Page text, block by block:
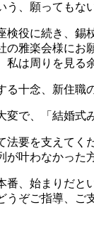
、願ってもな
検役に続き、
の雅楽会様に
私は周りを見る
十念、新住職
変で、「結婚式
法要を支えて
が叶わなかった
番、始まりだ
ぞご指導、ご